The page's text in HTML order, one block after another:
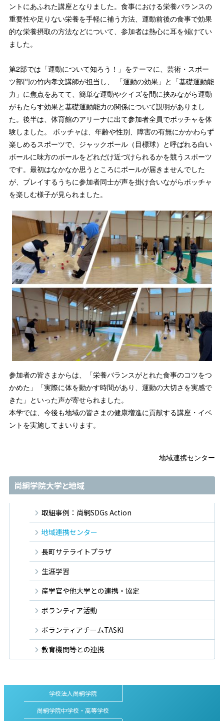
ントにあふれた講座となりました。食事における栄養バランスの
重要性や足りない栄養を手軽に補う方法、運動前後の食事で効果
的な栄養摂取の方法などについて、参加者は熱心に耳を傾けてい
ました。
第2部では「運動について知ろう！」をテーマに、芸術・スポー
ツ部門の竹内孝文講師が担当し、 「運動の効果」と「基礎運動能
力」に焦点をあてて、簡単な運動やクイズを間に挟みながら運動
がもたらす効果と基礎運動能力の関係について説明がありまし
た。後半は、体育館のアリーナに出て参加者全員でボッチャを体
験しました。 ボッチャは、年齢や性別、障害の有無にかかわらず
楽しめるスポーツで、ジャックボール（目標球）と呼ばれる白い
ボールに味方のボールをどれだけ近づけられるかを競うスポーツ
です。最初はなかなか思うところにボールが届きませんでした
が、プレイするうちに参加者同士が声を掛け合いながらボッチャ
を楽しむ様子が見られました。
参加者の皆さまからは、「栄養バランスがとれた食事のコツをつ
かめた」「実際に体を動かす時間があり、運動の大切さを実感で
きた」といった声が寄せられました。
本学では、今後も地域の皆さまの健康増進に貢献する講座・イベ
ントを実施してまいります。
地域連携センター
尚絅学院大学と地域
取組事例：尚絅SDGs Action
地域連携センター
長町サテライトプラザ
生涯学習
産学官や他大学との連携・協定
ボランティア活動
ボランティアチームTASKI
教育機関等との連携
学校法人尚絅学院
尚絅学院中学校・高等学校